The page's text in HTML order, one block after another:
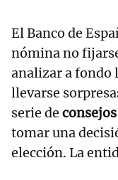
El Banco de
nómina no
analizar a fondo
llevarse
serie de consejos
tomar una
elección. La